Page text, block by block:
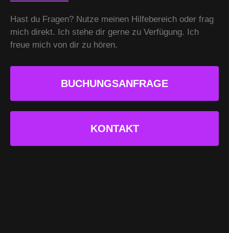
Hast du Fragen? Nutze meinen Hilfebereich oder frag
mich direkt. Ich stehe dir gerne zu Verfügung. Ich
freue mich von dir zu hören.
BUCHUNGSANFRAGE
KONTAKT